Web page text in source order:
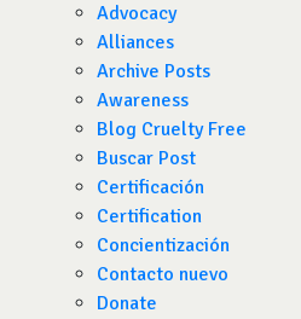
Advocacy
Alliances
Archive Posts
Awareness
Blog Cruelty Free
Buscar Post
Certificación
Certification
Concientización
Contacto nuevo
Donate